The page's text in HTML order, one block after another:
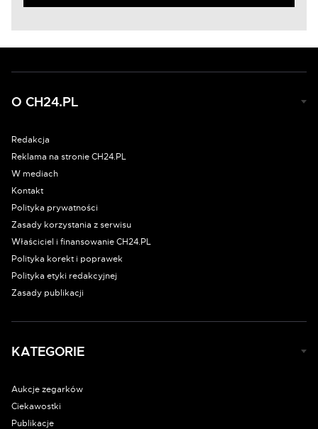
O CH24.PL
Redakcja
Reklama na stronie CH24.PL
W mediach
Kontakt
Polityka prywatności
Zasady korzystania z serwisu
Właściciel i finansowanie CH24.PL
Polityka korekt i poprawek
Polityka etyki redakcyjnej
Zasady publikacji
KATEGORIE
Aukcje zegarków
Ciekawostki
Publikacje